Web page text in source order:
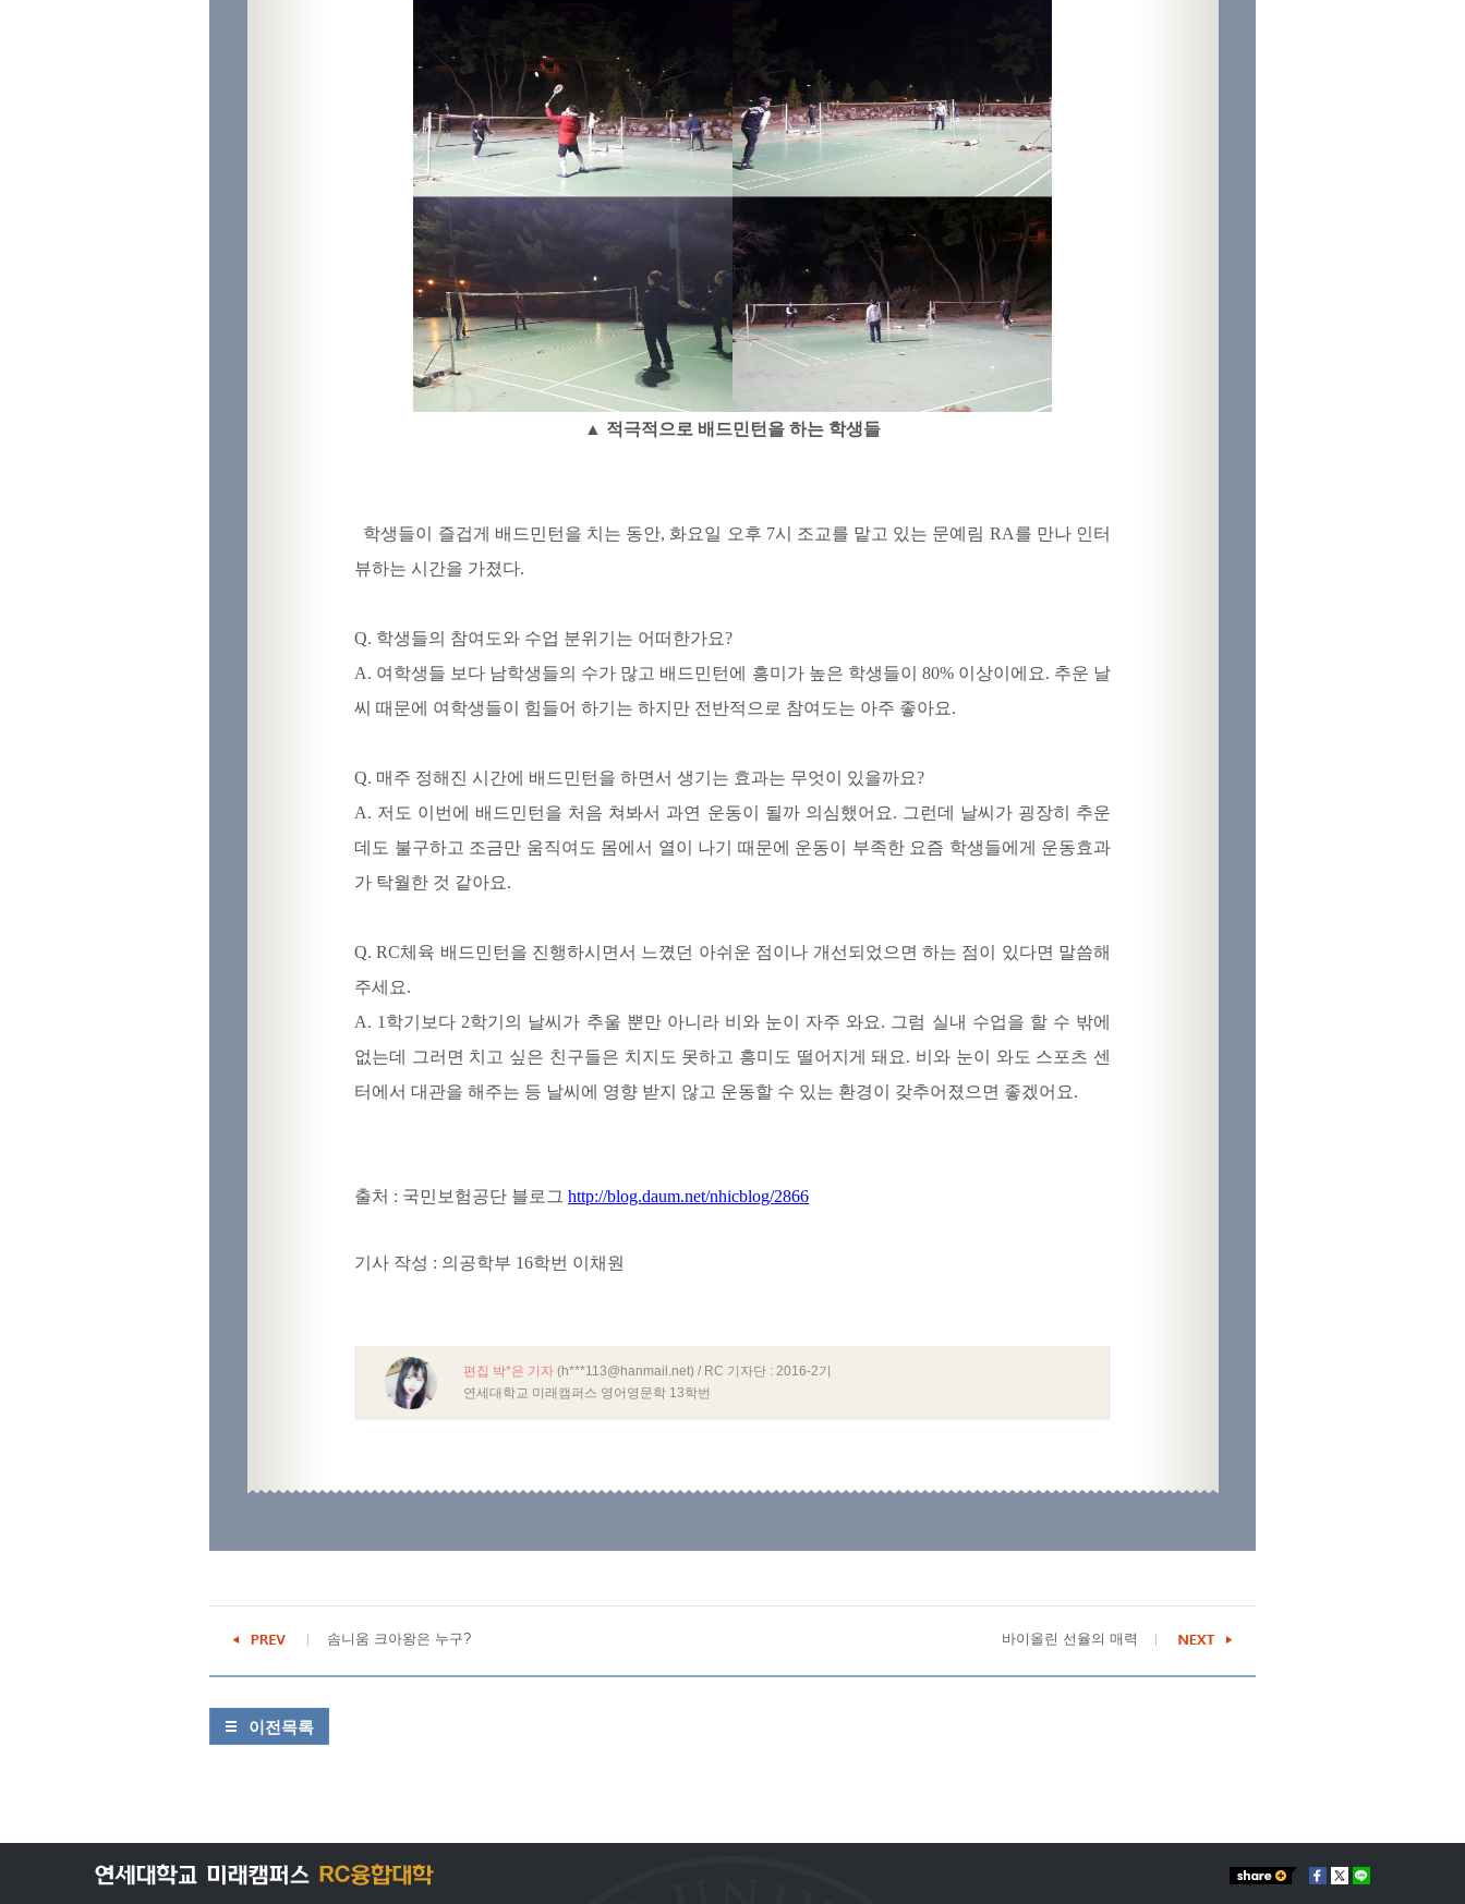
▲ 적극적으로 배드민턴을 하는 학생들
학생들이 즐겁게 배드민턴을 치는 동안, 화요일 오후 7시 조교를 맡고 있는 문예림 RA를 만나 인터
뷰하는 시간을 가졌다.
Q. 학생들의 참여도와 수업 분위기는 어떠한가요?
A. 여학생들 보다 남학생들의 수가 많고 배드민턴에 흥미가 높은 학생들이 80% 이상이에요. 추운 날
씨 때문에 여학생들이 힘들어 하기는 하지만 전반적으로 참여도는 아주 좋아요.
Q. 매주 정해진 시간에 배드민턴을 하면서 생기는 효과는 무엇이 있을까요?
A. 저도 이번에 배드민턴을 처음 쳐봐서 과연 운동이 될까 의심했어요. 그런데 날씨가 굉장히 추운
데도 불구하고 조금만 움직여도 몸에서 열이 나기 때문에 운동이 부족한 요즘 학생들에게 운동효과
가 탁월한 것 같아요.
Q. RC체육 배드민턴을 진행하시면서 느꼈던 아쉬운 점이나 개선되었으면 하는 점이 있다면 말씀해
주세요.
A. 1학기보다 2학기의 날씨가 추울 뿐만 아니라 비와 눈이 자주 와요. 그럼 실내 수업을 할 수 밖에
없는데 그러면 치고 싶은 친구들은 치지도 못하고 흥미도 떨어지게 돼요. 비와 눈이 와도 스포츠 센
터에서 대관을 해주는 등 날씨에 영향 받지 않고 운동할 수 있는 환경이 갖추어졌으면 좋겠어요.
출처 : 국민보험공단 블로그 http://blog.daum.net/nhicblog/2866
기사 작성 : 의공학부 16학번 이채원
편집 박*은 기자 (h***113@hanmail.net) / RC 기자단 : 2016-2기
연세대학교 미래캠퍼스 영어영문학 13학번
솜니움 크아왕은 누구? 바이올린 선율의 매력
이전목록